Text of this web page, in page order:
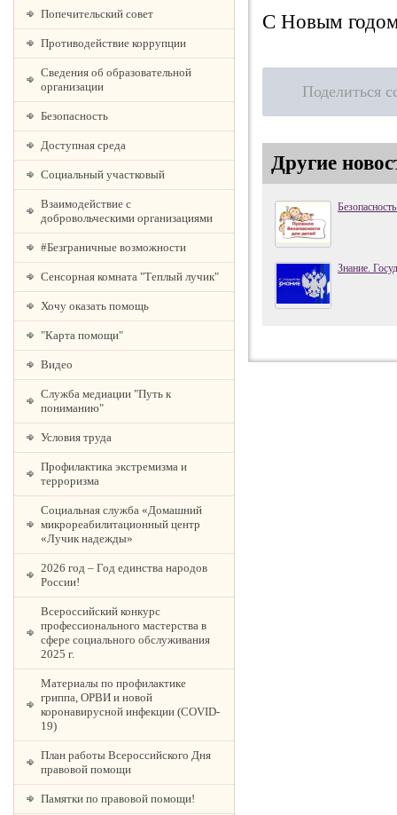
Попечительский совет
Противодействие коррупции
Сведения об образовательной
организации
Безопасность
Доступная среда
Социальный участковый
Взаимодействие с
добровольческими организациями
#Безграничные возможности
Сенсорная комната "Теплый лучик"
Хочу оказать помощь
"Карта помощи"
Видео
Служба медиации "Путь к
пониманию"
Условия труда
Профилактика экстремизма и
терроризма
Социальная служба «Домашний
микрореабилитационный центр
«Лучик надежды»
2026 год – Год единства народов
России!
Всероссийский конкурс
профессионального мастерства в
сфере социального обслуживания
2025 г.
Материалы по профилактике
гриппа, ОРВИ и новой
коронавирусной инфекции (COVID-
19)
План работы Всероссийского Дня
правовой помощи
Памятки по правовой помощи!
С Новым
Поделиться
Другие
Знание.